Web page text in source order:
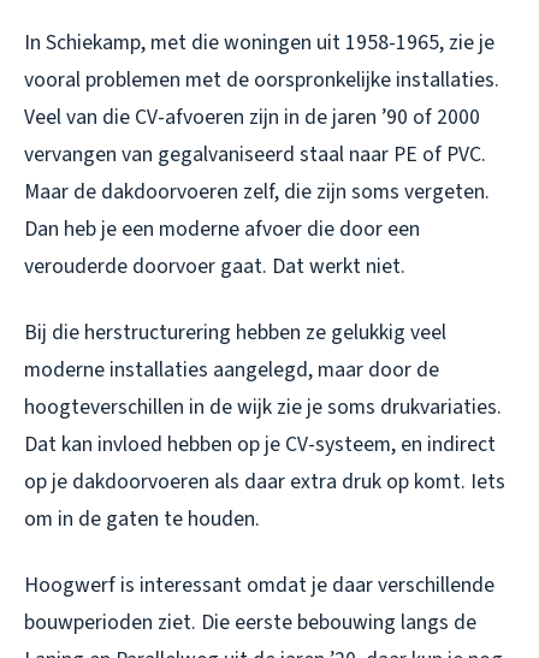
In Schiekamp, met die woningen uit 1958-1965, zie je
vooral problemen met de oorspronkelijke installaties.
Veel van die CV-afvoeren zijn in de jaren ’90 of 2000
vervangen van gegalvaniseerd staal naar PE of PVC.
Maar de dakdoorvoeren zelf, die zijn soms vergeten.
Dan heb je een moderne afvoer die door een
verouderde doorvoer gaat. Dat werkt niet.
Bij die herstructurering hebben ze gelukkig veel
moderne installaties aangelegd, maar door de
hoogteverschillen in de wijk zie je soms drukvariaties.
Dat kan invloed hebben op je CV-systeem, en indirect
op je dakdoorvoeren als daar extra druk op komt. Iets
om in de gaten te houden.
Hoogwerf is interessant omdat je daar verschillende
bouwperioden ziet. Die eerste bebouwing langs de